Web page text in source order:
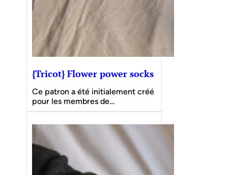
{Tricot} Flower power socks
Ce patron a été initialement créé
pour les membres de…